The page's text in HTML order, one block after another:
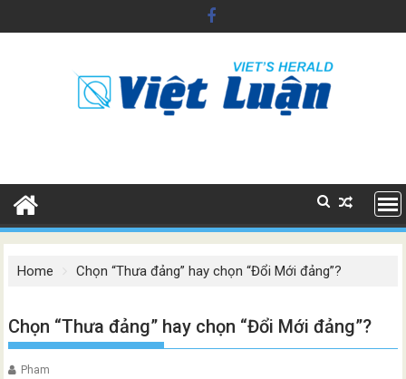
to
Home Chọn “Thưa đảng” hay chọn “Đổi Mới đảng”?
Chọn “Thưa đảng” hay chọn “Đổi Mới đảng”?
Pham